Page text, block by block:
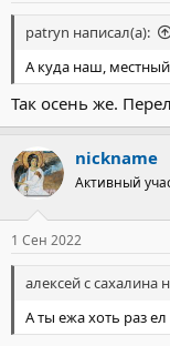
patryn написал(а):
А куда наш,
Так осень же.
nickname
Активный
1 Сен 2022
алексей с сахалина
А ты ежа хоть раз